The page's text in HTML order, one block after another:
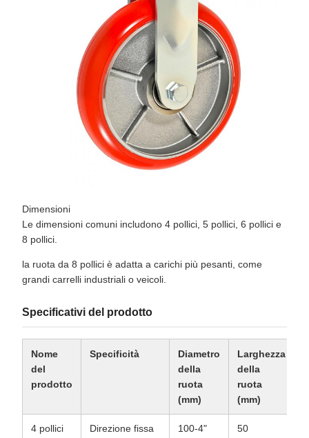
Dimensioni
Le dimensioni comuni includono 4 pollici, 5 pollici, 6 pollici e
8 pollici.
la ruota da 8 pollici è adatta a carichi più pesanti, come
grandi carrelli industriali o veicoli.
Specificativi del prodotto
Nome
del
prodotto
Specificità
Diametro
della
ruota
(mm)
Larghezza
della
ruota
(mm)
4 pollici Direzione fissa 100-4" 50